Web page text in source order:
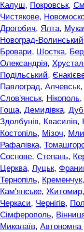
Калуш, Покровськ,
Чистякове,
Дрогобич, Ялта,
Новоград-Волинський
Бровари, Шостка,
Олександрія,
Подільський,
Павлоград, Алчевськ,
Слов'янськ, Нікополь,
Гоща, Демидівка,
Здолбунів, Квасилів,
Костопіль, Мізоч,
Рафалівка,
Соснове, Степань,
Церква, Луцьк,
Тернопіль, Кременчук,
Кам'янське, Житомир,
Черкаси, Чернігів,
Сімферополь,
Миколаїв, Автономна